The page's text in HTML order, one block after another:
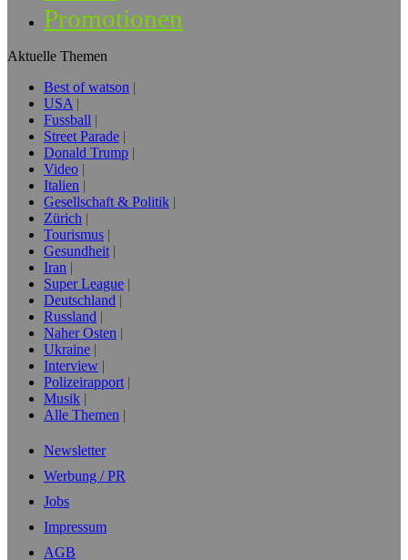
Promotionen
Aktuelle Themen
Best of watson
USA
Fussball
Street Parade
Donald Trump
Video
Italien
Gesellschaft & Politik
Zürich
Tourismus
Gesundheit
Iran
Super League
Deutschland
Russland
Naher Osten
Ukraine
Interview
Polizeirapport
Musik
Alle Themen
Newsletter
Werbung / PR
Jobs
Impressum
AGB